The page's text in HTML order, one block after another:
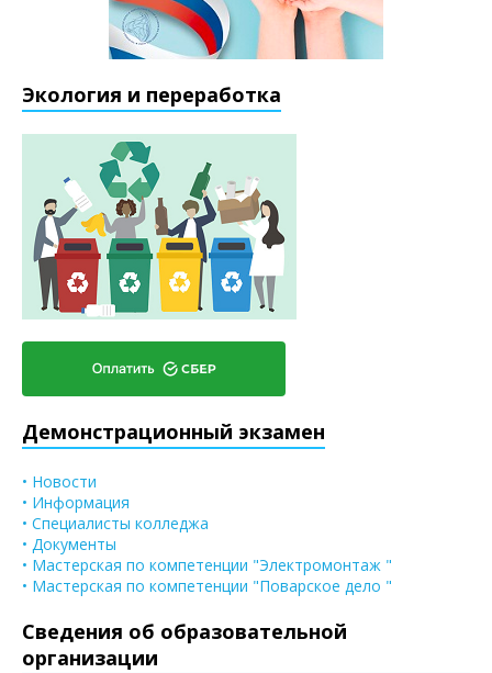
Экология и переработка
Демонстрационный экзамен
• Новости
• Информация
• Специалисты колледжа
• Документы
• Мастерская по компетенции "Электромонтаж "
• Мастерская по компетенции "Поварское дело "
Сведения об образовательной
организации